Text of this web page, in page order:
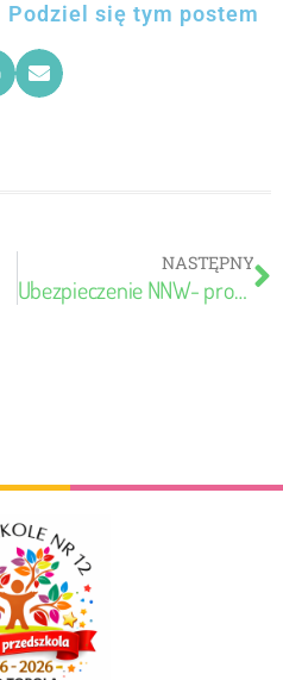
Podziel się tym postem
NASTĘPNY
Ubezpieczenie NNW- propozycja